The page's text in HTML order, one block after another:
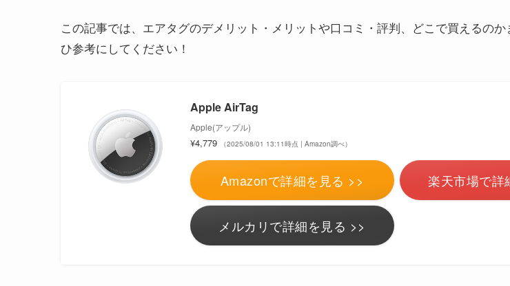
この記事では、エアタグのデメリット・メリットや口コミ・評判、どこで買えるの
ひ参考にしてください！
Apple AirTag
Apple(アップル)
¥4,779 （2025/08/01 13:11時点 | Amazon調べ）
Amazonで詳細を見る >> 楽天市場で詳
メルカリで詳細を見る >>